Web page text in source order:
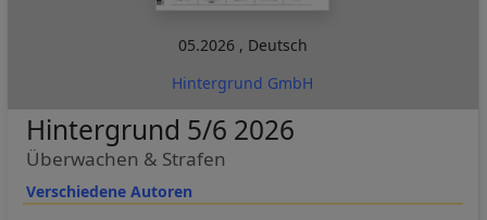
05.2026 , Deutsch
Hintergrund GmbH
Verschiedene Autoren
Hintergrund 5/6 2026
Überwachen & Strafen